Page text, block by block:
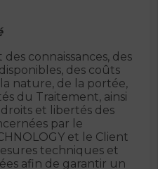
connaissances, des
des coûts
nature, de la portée,
du Traitement, ainsi
et libertés des
par le
et le Client
techniques et
afin de garantir un